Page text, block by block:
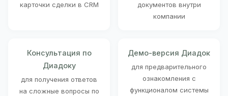
карточки сделки в CRM
документов внутри
компании
Консультация по
Диадоку
для получения ответов
на сложные вопросы по
Демо-версия Диадок
для предварительного
ознакомления с
функционалом системы